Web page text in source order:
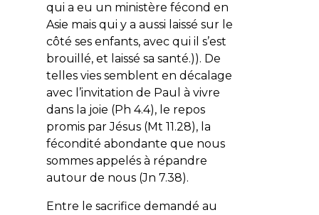
qui a eu un ministère fécond en
Asie mais qui y a aussi laissé sur le
côté ses enfants, avec qui il s’est
brouillé, et laissé sa santé.)). De
telles vies semblent en décalage
avec l’invitation de Paul à vivre
dans la joie (Ph 4.4), le repos
promis par Jésus (Mt 11.28), la
fécondité abondante que nous
sommes appelés à répandre
autour de nous (Jn 7.38).
Entre le sacrifice demandé au